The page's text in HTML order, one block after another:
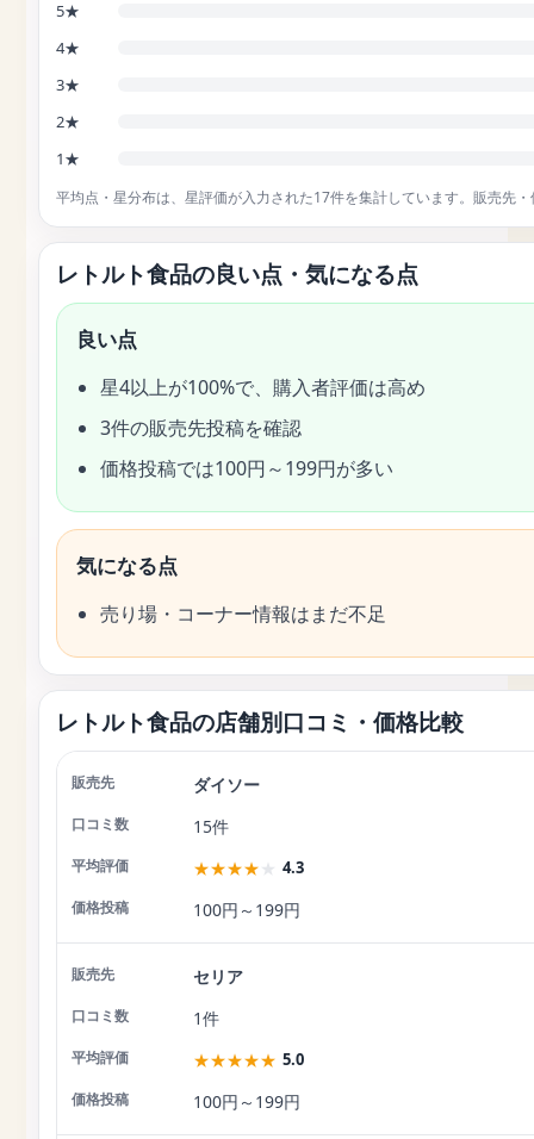
5★
4★
3★
2★
1★
平均点・星分布は、星評価が入力された17件を集計しています。販売先
レトルト食品の良い点・気になる点
良い点
星4以上が100%で、購入者評価は高め
3件の販売先投稿を確認
価格投稿では100円～199円が多い
気になる点
売り場・コーナー情報はまだ不足
レトルト食品の店舗別口コミ・価格比較
店舗 口コミ数 平均評価
ダイソー
15件
★★★★ ★ 4.3
100円～199円
セリア
1件
★★★★★ 5.0
100円～199円